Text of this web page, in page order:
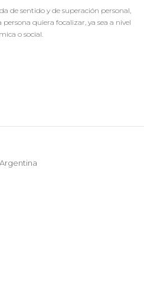
de sentido y de superación personal,
quiera focalizar, ya sea a nivel
o social.